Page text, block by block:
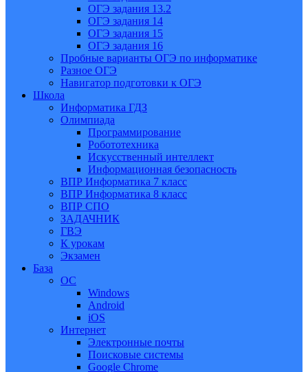
ОГЭ задания 13.2
ОГЭ задания 14
ОГЭ задания 15
ОГЭ задания 16
Пробные варианты ОГЭ по информатике
Разное ОГЭ
Навигатор подготовки к ОГЭ
Школа
Информатика ГДЗ
Олимпиада
Программирование
Робототехника
Искусственный интеллект
Информационная безопасность
ВПР Информатика 7 класс
ВПР Информатика 8 класс
ВПР СПО
ЗАДАЧНИК
ГВЭ
К урокам
Экзамен
База
ОС
Windows
Android
iOS
Интернет
Электронные почты
Поисковые системы
Google Chrome